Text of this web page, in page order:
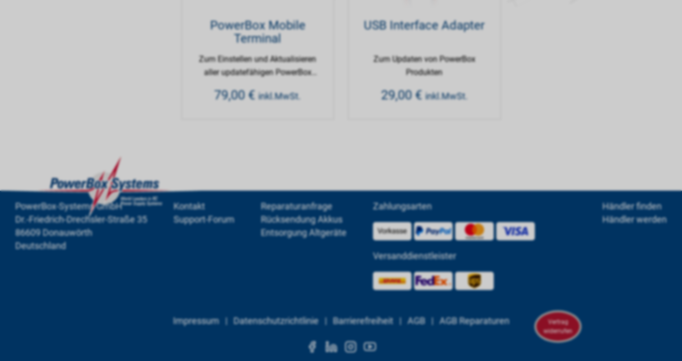
PowerBox Mobile
Terminal
Zum Einstellen und Aktualisieren
aller updatefähigen PowerBox
79,00€ inkl.MwSt.
USB Interface Adapter
Zum Updaten von PowerBox
Produkten
29,00€ inkl.MwSt.
PowerBox-Systems GmbH
Dr.-Friedrich-Drechsler-Straße 35
86609 Donauwörth
Deutschland
Kontakt
Support-Forum
Reparaturanfrage
Rücksendung Akkus
Entsorgung Altgeräte
Zahlungsarten
Versanddienstleister
Händler finden
Händler werden
Vertrag
widerrufen
Impressum| Datenschutzrichtlinie|Barrierefreiheit|AGB|AGB Reparaturen
https://www.facebook.com/powerbox.systems/
https://www.linkedin.com/company/powerbox-systems-gmbh
https://www.instagram.com/powerboxsystems/
https://www.youtube.com/@powerbox-systems